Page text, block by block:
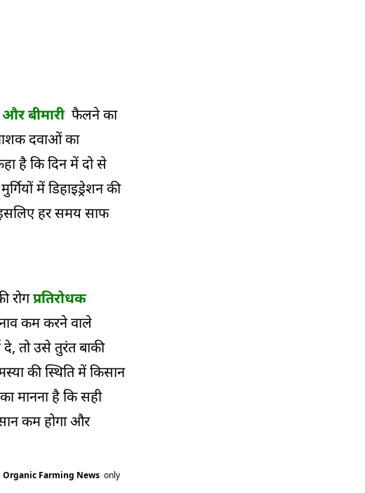
बीमारीफैलने का
दवाओं का
है कि दिन में दो से
में डिहाइड्रेशन की
इसलिए हर समय साफ
रोगप्रतिरोधक
कम करने वाले
तो उसे तुरंत बाकी
की स्थिति में किसान
मानना है कि सही
कम होगा और
Organic Farming News only